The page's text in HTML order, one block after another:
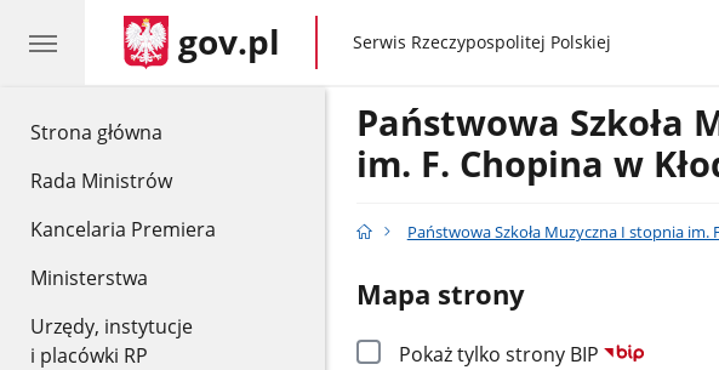
Strona główna
Rada Ministrów
Kancelaria Premiera
Ministerstwa
Urzędy, instytucje
i placówki RP
gov.pl gov.pl
Serwis Rzeczypospolitej Polskiej
Państwowa Szkoła
im. F. Chopina w
Państwowa Szkoła Muzyczna I stopnia im.
Mapa strony
Pokaż tylko strony BIP